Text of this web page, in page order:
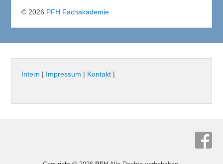
© 2026 PFH Fachakademie
Intern | Impressum | Kontakt |